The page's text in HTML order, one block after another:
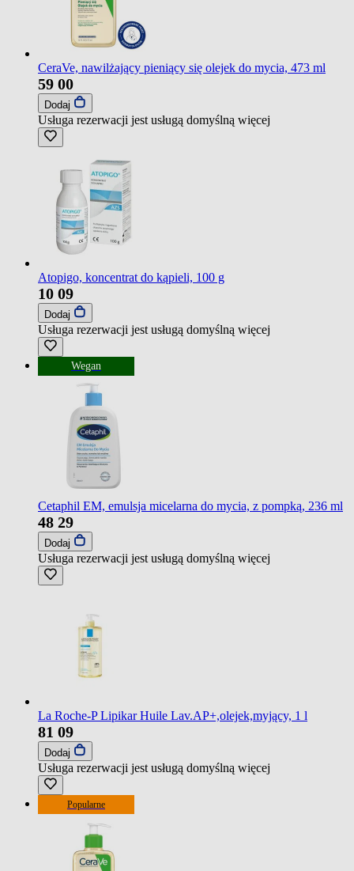
CeraVe, nawilżający pieniący się olejek do mycia, 473 ml
59 00
Dodaj
Usługa rezerwacji jest usługą domyślną więcej
Atopigo, koncentrat do kąpieli, 100 g
10 09
Dodaj
Usługa rezerwacji jest usługą domyślną więcej
Wegan
Cetaphil EM, emulsja micelarna do mycia, z pompką, 236 ml
48 29
Dodaj
Usługa rezerwacji jest usługą domyślną więcej
La Roche-P Lipikar Huile Lav.AP+,olejek,myjący, 1 l
81 09
Dodaj
Usługa rezerwacji jest usługą domyślną więcej
Popularne